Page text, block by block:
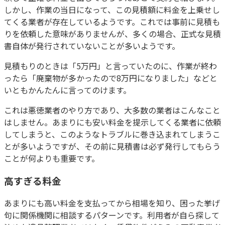
しかし、作業の当日になって、この見積額に料金を上乗せし
てくる業者が存在しているようです。これでは事前に見積も
りを依頼した意味がありませんが、多くの場合、正式な見積
書自体が発行されていないことが多いようです。
見積もりのときは「5万円」と言っていたのに、作業が終わ
ったら「廃棄物が多かったので8万円になりました」などと
いともかんたんに言ってのけます。
これは悪徳業者のやり方であり、大多数の業者はこんなこと
はしません。あまりにも安い料金を提示してくる業者に依頼
してしまうと、このようなトラブルに巻き込まれてしまうこ
とが多いようですが、その前に見積書は必ず発行してもらう
ことが何よりも重要です。
高すぎる料金
あまりにも高い料金を支払ってから相場を知り、困った挙げ
句に関係機関に相談するパターンです。利用者が自ら探して